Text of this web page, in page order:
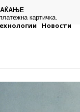
во продавницата по
Новости